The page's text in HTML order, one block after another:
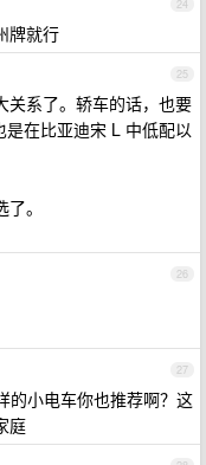
24
牌就行
25
关系了。轿车的话，也要
在比亚迪宋 L 中低配以
。
26
27
的小电车你也推荐啊？这
庭